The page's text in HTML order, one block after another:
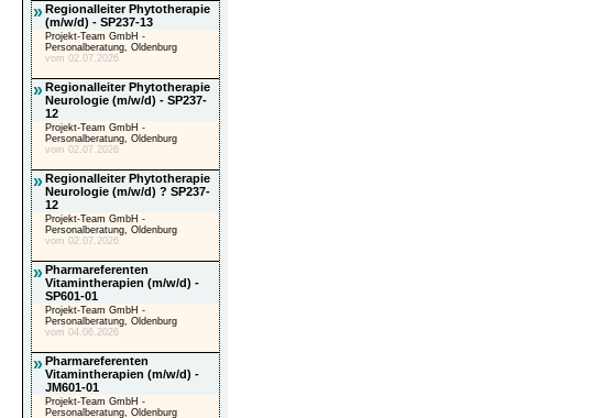
»Regionalleiter Phytotherapie
(m/w/d) - SP237-13
Projekt-Team GmbH -
Personalberatung, Oldenburg
vom 02.07.2026
»Regionalleiter Phytotherapie
Neurologie (m/w/d) - SP237-
12
Projekt-Team GmbH -
Personalberatung, Oldenburg
vom 02.07.2026
»Regionalleiter Phytotherapie
Neurologie (m/w/d) ? SP237-
12
Projekt-Team GmbH -
Personalberatung, Oldenburg
vom 02.07.2026
»Pharmareferenten
Vitamintherapien (m/w/d) -
SP601-01
Projekt-Team GmbH -
Personalberatung, Oldenburg
vom 04.06.2026
»Pharmareferenten
Vitamintherapien (m/w/d) -
JM601-01
Projekt-Team GmbH -
Personalberatung, Oldenburg